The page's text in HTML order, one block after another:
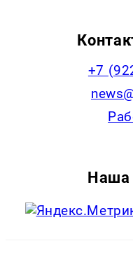
+7
Наша